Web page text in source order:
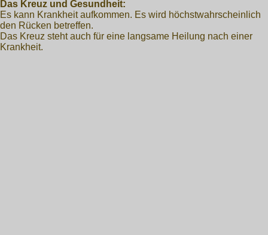
Das Kreuz und Gesundheit:
Es kann Krankheit aufkommen. Es wird höchstwahrscheinlich
den Rücken betreffen.
Das Kreuz steht auch für eine langsame Heilung nach einer
Krankheit.